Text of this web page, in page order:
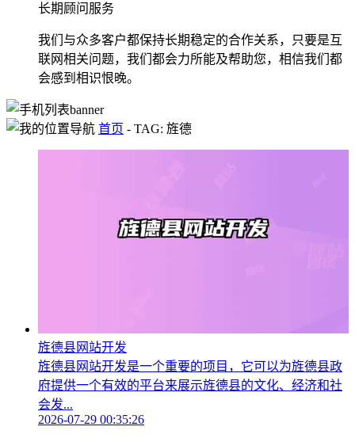
长期顾问服务
我们与众多客户都保持长期稳定的合作关系，只要是互
联网相关问题，我们都会力所能及帮助您，相信我们都
会感到相识恨晚。
首页 - TAG: 旌德
旌德县网站开发
旌德县网站开发是一个重要的项目，它可以为旌德县政
府提供一个有效的平台来展示旌德县的文化、经济和社
会发...
2026-07-29 00:35:26